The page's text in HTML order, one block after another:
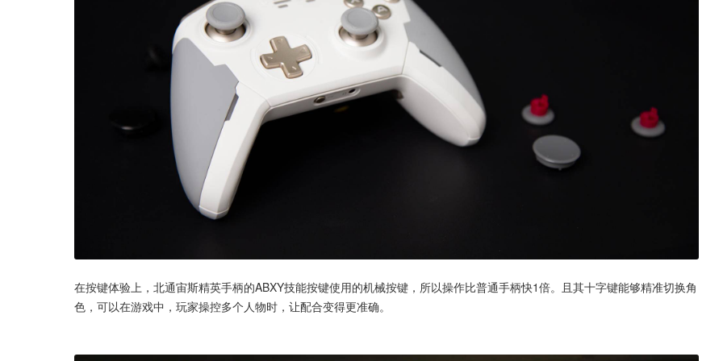
在按键体验上，北通宙斯精英手柄的ABXY技能按键使用的机械按键，所以操作比普通手柄快1倍。且其十字键能够精准切换角
色，可以在游戏中，玩家操控多个人物时，让配合变得更准确。